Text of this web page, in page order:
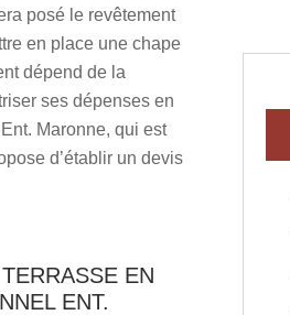
posé le revêtement
en place une chape
dépend de la
ses dépenses en
Maronne, qui est
d’établir un devis
EN
ENT.